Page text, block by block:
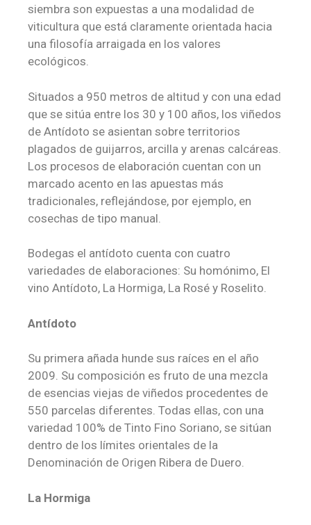
siembra son expuestas a una modalidad de
viticultura que está claramente orientada hacia
una filosofía arraigada en los valores
ecológicos.
Situados a 950 metros de altitud y con una edad
que se sitúa entre los 30 y 100 años, los viñedos
de Antídoto se asientan sobre territorios
plagados de guijarros, arcilla y arenas calcáreas.
Los procesos de elaboración cuentan con un
marcado acento en las apuestas más
tradicionales, reflejándose, por ejemplo, en
cosechas de tipo manual.
Bodegas el antídoto cuenta con cuatro
variedades de elaboraciones: Su homónimo, El
vino Antídoto, La Hormiga, La Rosé y Roselito.
Antídoto
Su primera añada hunde sus raíces en el año
2009. Su composición es fruto de una mezcla
de esencias viejas de viñedos procedentes de
550 parcelas diferentes. Todas ellas, con una
variedad 100% de Tinto Fino Soriano, se sitúan
dentro de los límites orientales de la
Denominación de Origen Ribera de Duero.
La Hormiga